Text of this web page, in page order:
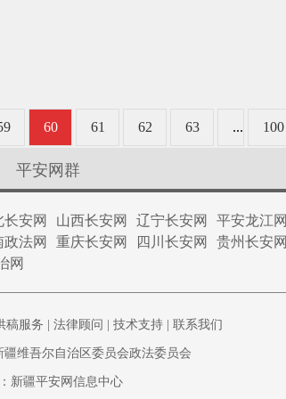
60 61 62 63 ... 100
长安网 山西长安网 辽宁长安网 平安龙江网
政法网 重庆长安网 四川长安网 贵州长安网
网
平安网群
稿服务 法律顾问 技术支持| 联系我们
疆维吾尔自治区委员会政法委员会
新疆平安网信息中心